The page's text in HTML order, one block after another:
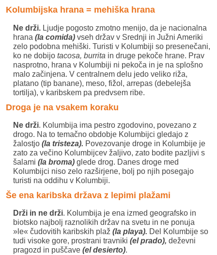
Kolumbijska hrana = mehiška hrana
Ne drži. Ljudje pogosto zmotno menijo, da je nacionalna
hrana (la comida) vseh držav v Srednji in Južni Ameriki
zelo podobna mehiški. Turisti v Kolumbiji so presenečani,
ko ne dobijo tacosa, burrita in druge pekoče hrane. Prav
nasprotno, hrana v Kolumbiji ni pekoča in je na splošno
malo začinjena. V centralnem delu jedo veliko riža,
platano (tip banane), meso, fižol, arrepas (debelejša
tortilja), v karibskem pa predvsem ribe.
Droga je na vsakem koraku
Ne drži. Kolumbija ima pestro zgodovino, povezano z
drogo. Na to temačno obdobje Kolumbijci gledajo z
žalostjo (la tristeza). Povezovanje droge in Kolumbije je
zato za večino Kolumbijcev žaljivo, zato bodite pazljivi s
šalami (la broma) glede drog. Danes droge med
Kolumbijci niso zelo razširjene, bolj po njih posegajo
turisti na oddihu v Kolumbiji.
Še ena karibska država z lepimi plažami
Drži in ne drži. Kolumbija je ena izmed geografsko in
biotsko najbolj raznolikih držav na svetu in ne ponuja
»le« čudovitih karibskih plaž (la playa). Del Kolumbije so
tudi visoke gore, prostrani travniki (el prado), deževni
pragozd in puščave (el desierto).